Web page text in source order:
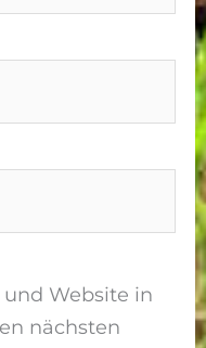
und Website in
nächsten